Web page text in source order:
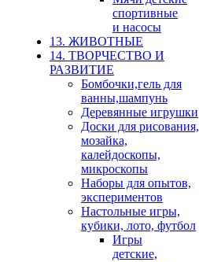
спортивные
и насосы
13. ЖИВОТНЫЕ
14. ТВОРЧЕСТВО И
РАЗВИТИЕ
Бомбочки,гель для
ванны,шампунь
Деревянные игрушки
Доски для рисования,
мозайка,
калейдоскопы,
микроскопы
Наборы для опытов,
экспериментов
Настольные игры,
кубики, лото, футбол
Игры
детские,